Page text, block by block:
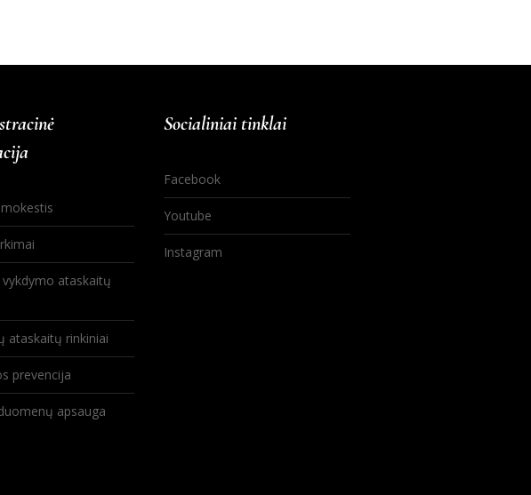
ataskaitų
ataskaitų rinkiniai
prevencija
apsauga
Socialiniai tinklai
Facebook
Youtube
Instagram